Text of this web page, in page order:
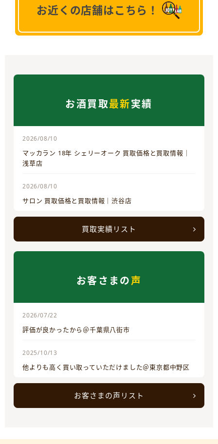
お近くの店舗はこちら！
お酒買取最新実績
2026/08/10
マッカラン 18年 シェリーオーク 買取価格と買取情報｜
浅草店
2026/08/10
サロン 買取価格と買取情報｜渋谷店
買取実績リスト
お客さまの声
2026/07/22
評価が良かったから＠千葉県八街市
2025/10/13
他よりも高く買い取っていただけました＠東京都中野区
お客さまの声リスト